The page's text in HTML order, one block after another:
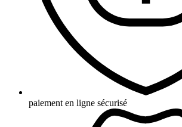
paiement en ligne sécurisé